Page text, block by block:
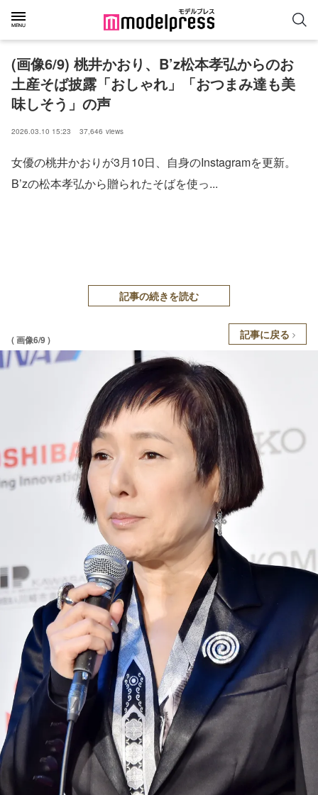
(画像6/9) 桃井かおり、B’z松本孝弘からのお
土産そば披露「おしゃれ」「おつまみ達も美
味しそう」の声
2026.03.10 15:23 37,646 views
女優の桃井かおりが3月10日、自身のInstagramを更新。
B’zの松本孝弘から贈られたそばを使っ...
記事の続きを読む
( 画像6/9 ) 記事に戻る